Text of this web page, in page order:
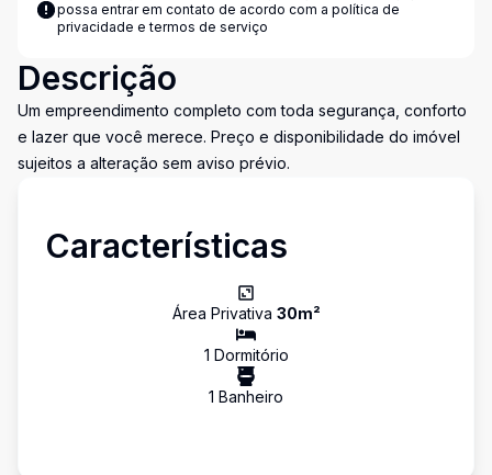
possa entrar em contato de acordo com a política de
privacidade e termos de serviço
Descrição
Um empreendimento completo com toda segurança, conforto
e lazer que você merece. Preço e disponibilidade do imóvel
sujeitos a alteração sem aviso prévio.
Características
Área Privativa 30m²
1 Dormitório
1 Banheiro